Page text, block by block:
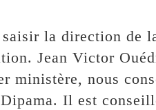
la direction de
Jean Victor
ministère, nous
Il est